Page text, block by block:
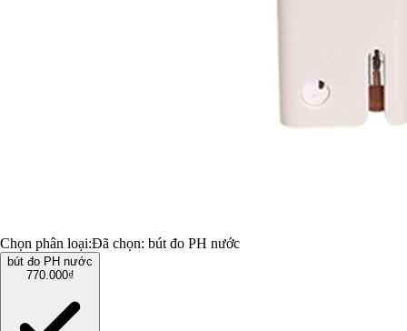
Chọn phân loại:Đã chọn: bút đo PH nước
bút đo PH nước
770.000₫